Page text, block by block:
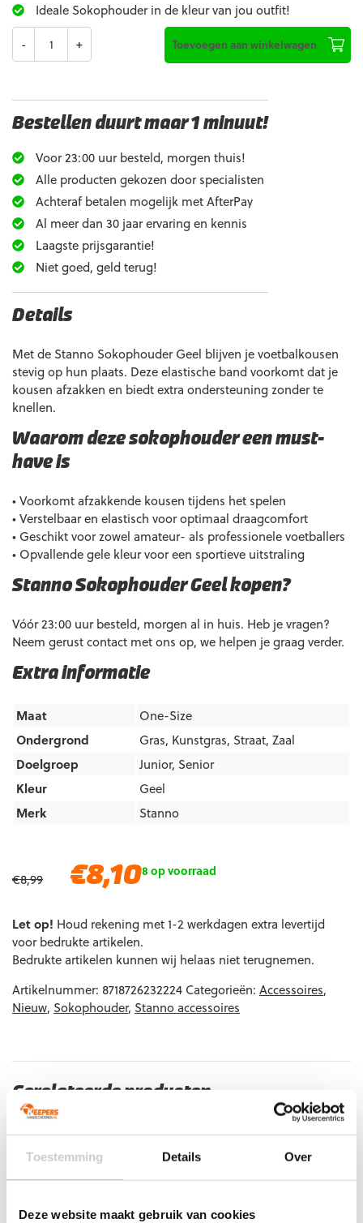
Toestemming Details Over
Deze website maakt gebruik van cookies
Ideale Sokophouder in de kleur van jou outfit!
€8,99
Oorspronkelijke
€8,99.
€8,10Huidige
€8,10.
8 op voorraad
Toevoegen aan winkelwagen
Let op! Houd rekening met 1-2 werkdagen extra levertijd
voor bedrukte artikelen.
Bedrukte artikelen kunnen wij helaas niet terugnemen.
Artikelnummer: 8718726232224 Categorieën: Accessoires,
Nieuw, Sokophouder, Stanno accessoires
Bestellen duurt maar 1 minuut!
Voor 23:00 uur besteld, morgen thuis!
Alle producten gekozen door specialisten
Achteraf betalen mogelijk met AfterPay
Al meer dan 30 jaar ervaring en kennis
Laagste prijsgarantie!
Niet goed, geld terug!
Extra informatie
Maat
One-Size
Ondergrond
Gras, Kunstgras, Straat, Zaal
Doelgroep
Junior, Senior
Kleur
Geel
Merk
Stanno
Details
Met de Stanno Sokophouder Geel blijven je voetbalkousen
stevig op hun plaats. Deze elastische band voorkomt dat je
kousen afzakken en biedt extra ondersteuning zonder te
knellen.
Waarom deze sokophouder een must-
have is
• Voorkomt afzakkende kousen tijdens het spelen
• Verstelbaar en elastisch voor optimaal draagcomfort
• Geschikt voor zowel amateur- als professionele voetballers
• Opvallende gele kleur voor een sportieve uitstraling
Stanno Sokophouder Geel kopen?
Vóór 23:00 uur besteld, morgen al in huis. Heb je vragen?
Neem gerust contact met ons op, we helpen je graag verder.
Gerelateerde producten